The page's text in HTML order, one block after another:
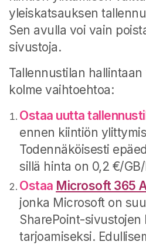
yleiskatsauksen
Sen avulla voi vain
sivustoja.
Tallennustilan
kolme vaihtoehtoa:
Ostaa uutta
ennen kiintiön
Todennäköisesti
sillä hinta on 0,2 €/
Ostaa Microsoft 365
jonka Microsoft on
SharePoint-sivustojen
tarjoamiseksi.